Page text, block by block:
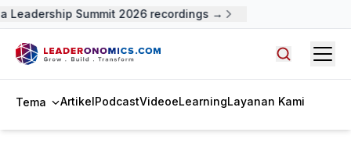
Summit 2026 recordings →
Tema ArtikelPodcastVideoeLearningLayanan Kami